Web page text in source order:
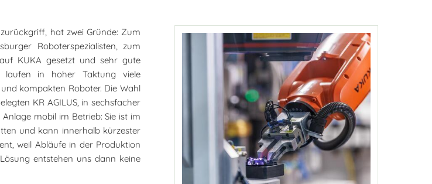
hat zwei Gründe: Zum
Roboterspezialisten, zum
KUKA gesetzt und sehr gute
in hoher Taktung viele
kompakten Roboter. Die Wahl
KR AGILUS, in sechsfacher
mobil im Betrieb: Sie ist im
und kann innerhalb kürzester
weil Abläufe in der Produktion
entstehen uns dann keine